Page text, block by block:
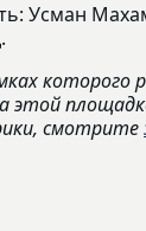
Усман
которого
этой
смотрите